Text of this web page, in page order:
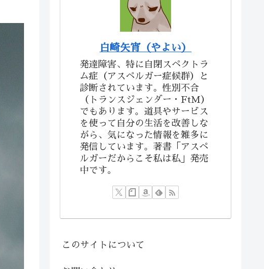
白崎矢宵（やよい）
発達障害、特に自閉スペクトラ
ム症（アスペルガー症候群）と
診断されています。性別不合
（トランスジェンダー・FtM）
でもあります。道具やサービス
を使って自分の生活を改善しな
がら、気になった情報を雑多に
発信しています。著書「アスペ
ルガーだからこそ私は私」発売
中です。
このサイトについて